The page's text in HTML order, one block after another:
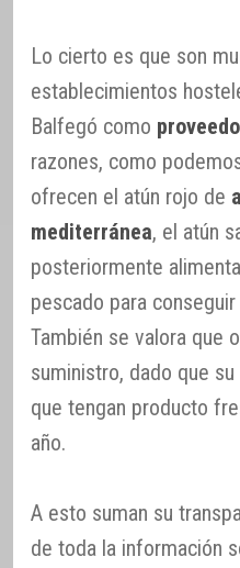
Lo cierto es que son
establecimientos
Balfegó como
razones, como
ofrecen el atún rojo de
mediterránea, el atún
posteriormente
pescado para
También se valora que
suministro, dado que
que tengan producto
año.
A esto suman su
de toda la información